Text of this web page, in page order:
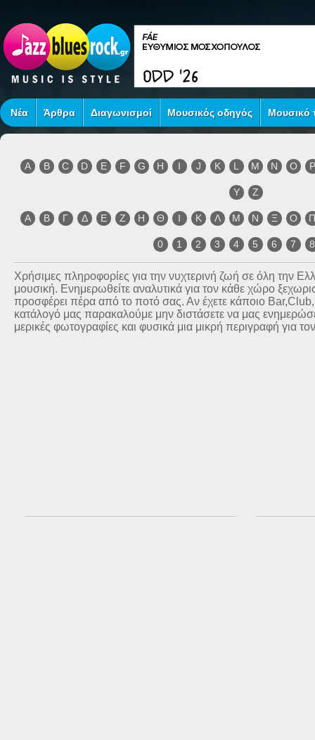
Νέα Άρθρα Διαγωνισμοί Μουσικός οδηγός Μουσικό
A B C D E F G H I J K L M N O P
Y Z
Α Β Γ Δ Ε Ζ Η Θ Ι Κ Λ Μ Ν Ξ Ο
0 1 2 3 4 5 6 7 8
Χρήσιμες πληροφορίες για την νυχτερινή ζωή σε όλη την
μουσική. Ενημερωθείτε αναλυτικά για τον κάθε χώρο
προσφέρει πέρα από το ποτό σας. Αν έχετε κάποιο
κατάλογό μας παρακαλούμε μην διστάσετε να μας
μερικές φωτογραφίες και φυσικά μια μικρή περιγραφή για